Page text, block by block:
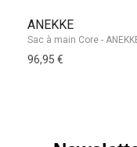
ANEKKE
Sac à main Core -
96,95 €